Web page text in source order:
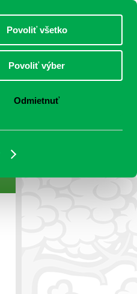
Povoliť všetko
Povoliť výber
Odmietnuť